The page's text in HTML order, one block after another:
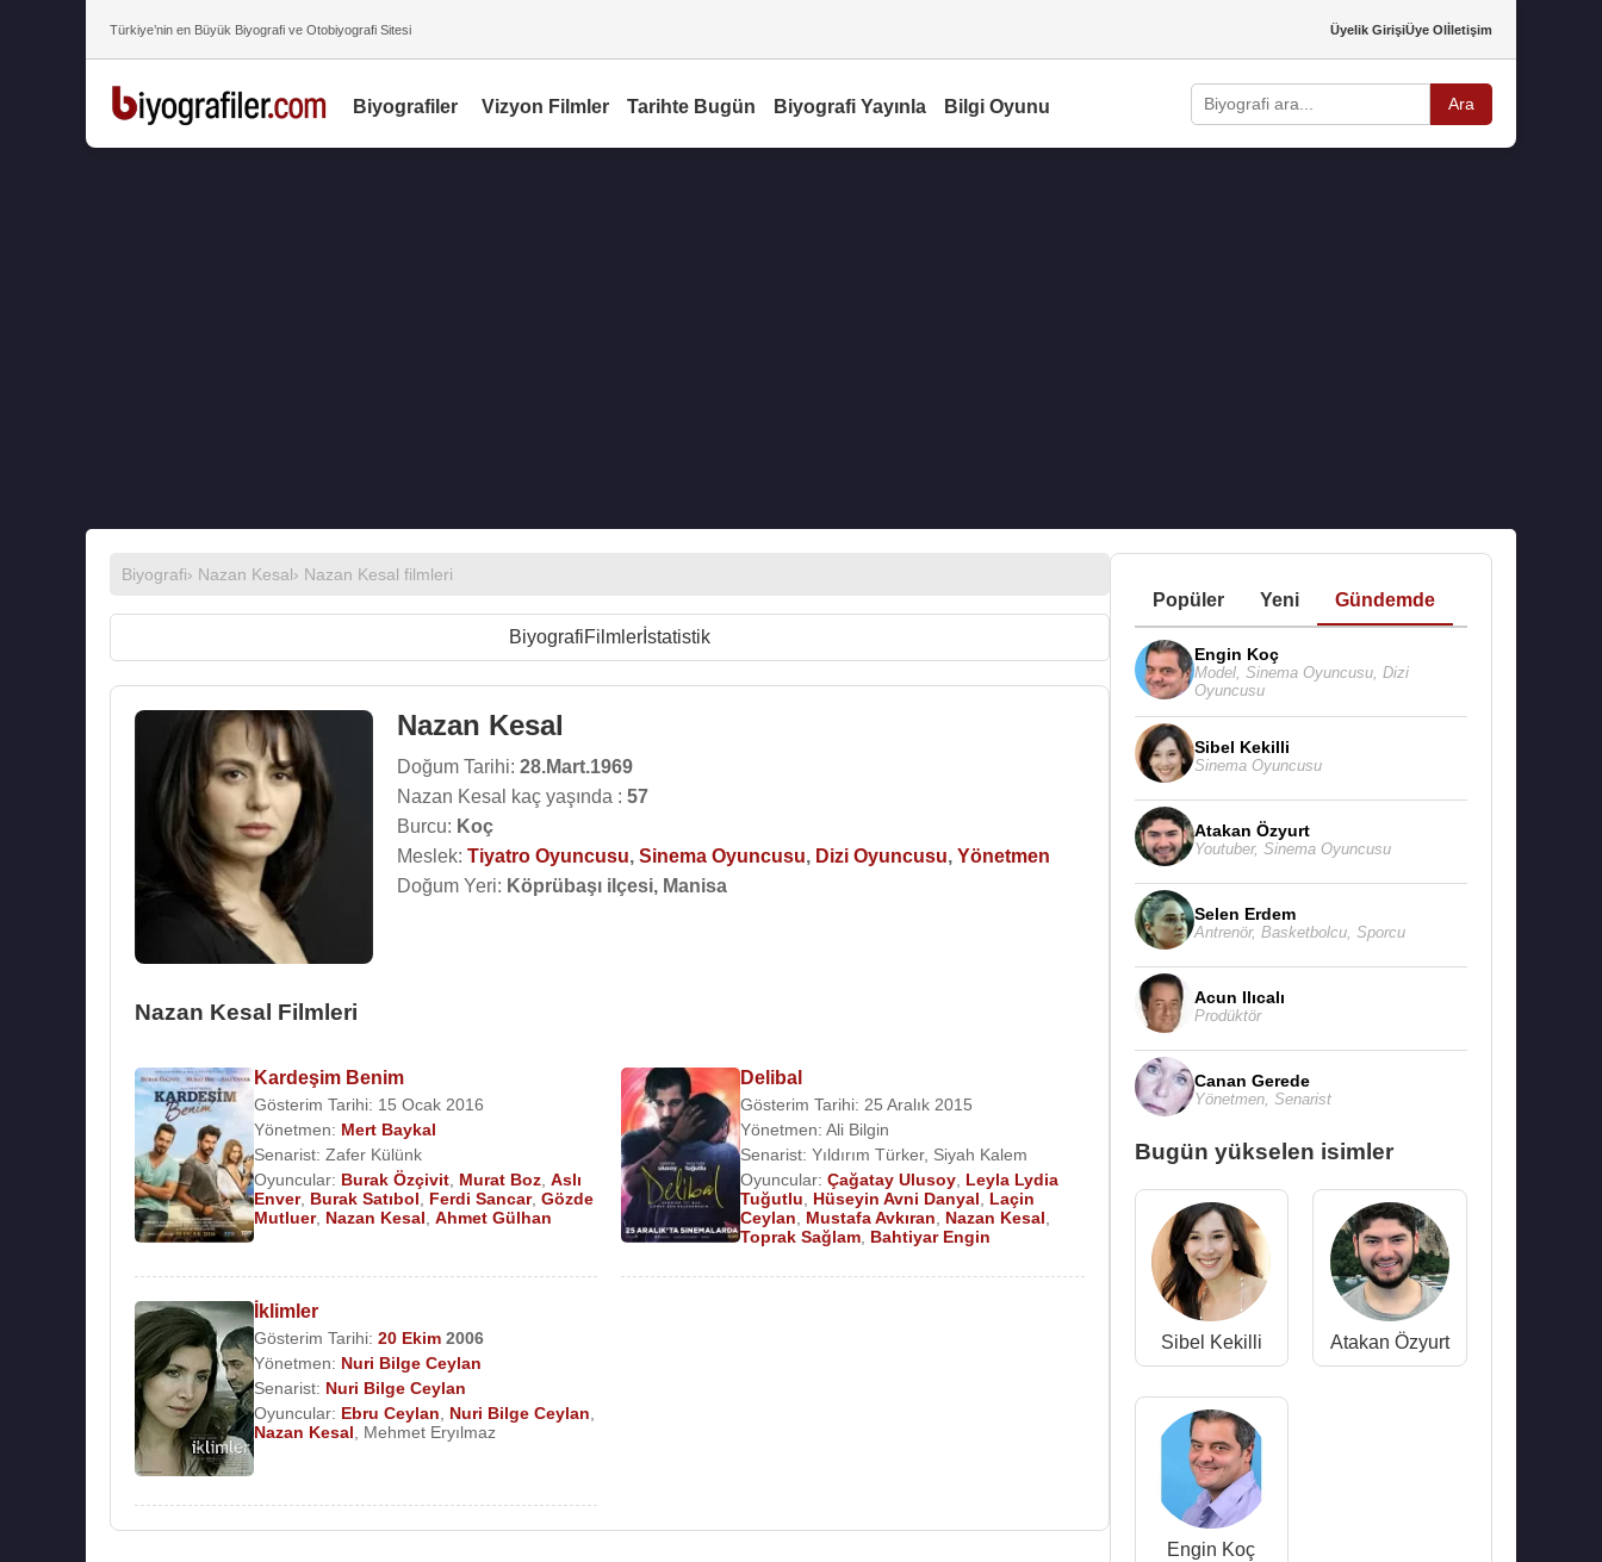
Türkiye’nin en Büyük Biyografi ve Otobiyografi Sitesi Üyelik GirişiÜye Olİletişim
Biyografiler Vizyon Filmler Tarihte Bugün Biyografi Yayınla Bilgi Oyunu Ara
Biyografi› Nazan Kesal› Nazan Kesal filmleri
BiyografiFilmlerİstatistik
Nazan Kesal
Doğum Tarihi: 28.Mart.1969
Nazan Kesal kaç yaşında : 57
Burcu: Koç
Meslek: Tiyatro Oyuncusu, Sinema Oyuncusu, Dizi Oyuncusu, Yönetmen
Doğum Yeri: Köprübaşı ilçesi, Manisa
Nazan Kesal Filmleri
Kardeşim Benim
Gösterim Tarihi: 15 Ocak 2016
Yönetmen: Mert Baykal
Senarist: Zafer Külünk
Oyuncular: Burak Özçivit Murat Boz Aslı
Enver, Burak Satıbol Ferdi Sancar, Gözde
Mutluer, Nazan Kesal Ahmet Gülhan
Delibal
Gösterim Tarihi: 25 Aralık 2015
Yönetmen:Ali Bilgin
Senarist:Yıldırım Türker, Siyah Kalem
Oyuncular:Çağatay Ulusoy Leyla Lydia
Tuğutlu
Hüseyin Avni Danyal
Laçin
Ceylan
Mustafa Avkıran Nazan Kesal
Toprak Sağlam Bahtiyar Engin
İklimler
Gösterim Tarihi: 20 Ekim 2006
Yönetmen: Nuri Bilge Ceylan
Senarist: Nuri Bilge Ceylan
Oyuncular: Ebru Ceylan Nuri Bilge Ceylan
Nazan Kesal
Mehmet Eryılmaz
Popüler Yeni Gündemde
Engin Koç
Model, Sinema Oyuncusu, Dizi
Oyuncusu
Sibel Kekilli
Sinema Oyuncusu
Atakan Özyurt
Youtuber, Sinema Oyuncusu
Selen Erdem
Antrenör, Basketbolcu, Sporcu
Acun Ilıcalı
Prodüktör
Canan Gerede
Yönetmen, Senarist
Bugün yükselen isimler
Sibel Kekilli Atakan Özyurt
Engin Koç